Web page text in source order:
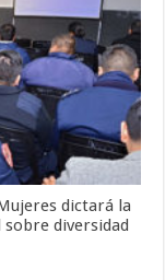
dictará la
diversidad